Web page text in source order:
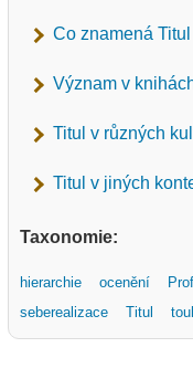
Co znamená
Význam v
Titul v různých
Titul v jiných
Taxonomie:
hierarchie ocenění
seberealizace
Titul